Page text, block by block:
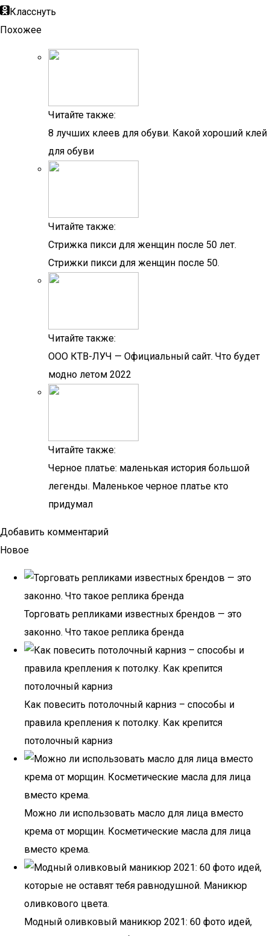
Класснуть
Похожее
Читайте также:
8 лучших клеев для обуви. Какой хороший клей
для обуви
Читайте также:
Стрижка пикси для женщин после 50 лет.
Стрижки пикси для женщин после 50.
Читайте также:
OOO КТВ-ЛУЧ — Официальный сайт. Что будет
модно летом 2022
Читайте также:
Черное платье: маленькая история большой
легенды. Маленькое черное платье кто
придумал
Добавить комментарий
Новое
Торговать репликами известных брендов — это
законно. Что такое реплика бренда
Как повесить потолочный карниз – способы и
правила крепления к потолку. Как крепится
потолочный карниз
Можно ли использовать масло для лица вместо
крема от морщин. Косметические масла для лица
вместо крема.
Модный оливковый маникюр 2021: 60 фото идей,